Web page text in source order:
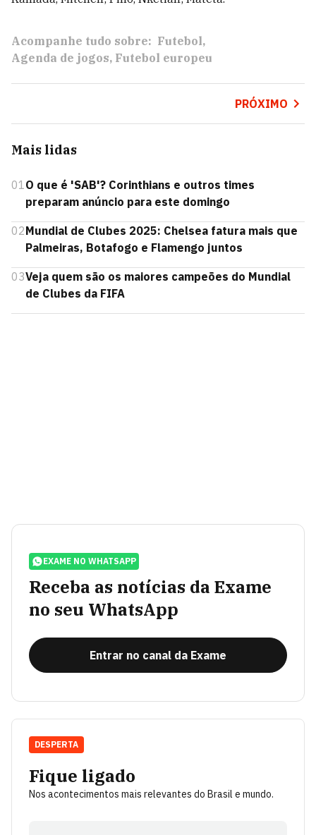
Acompanhe tudo sobre: Futebol
Agenda de jogos Futebol europeu
PRÓXIMO
Mais lidas
01O que é 'SAB'? Corinthians e outros times
preparam anúncio para este domingo
02Mundial de Clubes 2025: Chelsea fatura mais que
Palmeiras, Botafogo e Flamengo juntos
03Veja quem são os maiores campeões do Mundial
de Clubes da FIFA
EXAME NO WHATSAPP
Receba as notícias da Exame
no seu WhatsApp
Entrar no canal da Exame
Fique ligado
Nos acontecimentos mais relevantes do Brasil e mundo.
DESPERTA